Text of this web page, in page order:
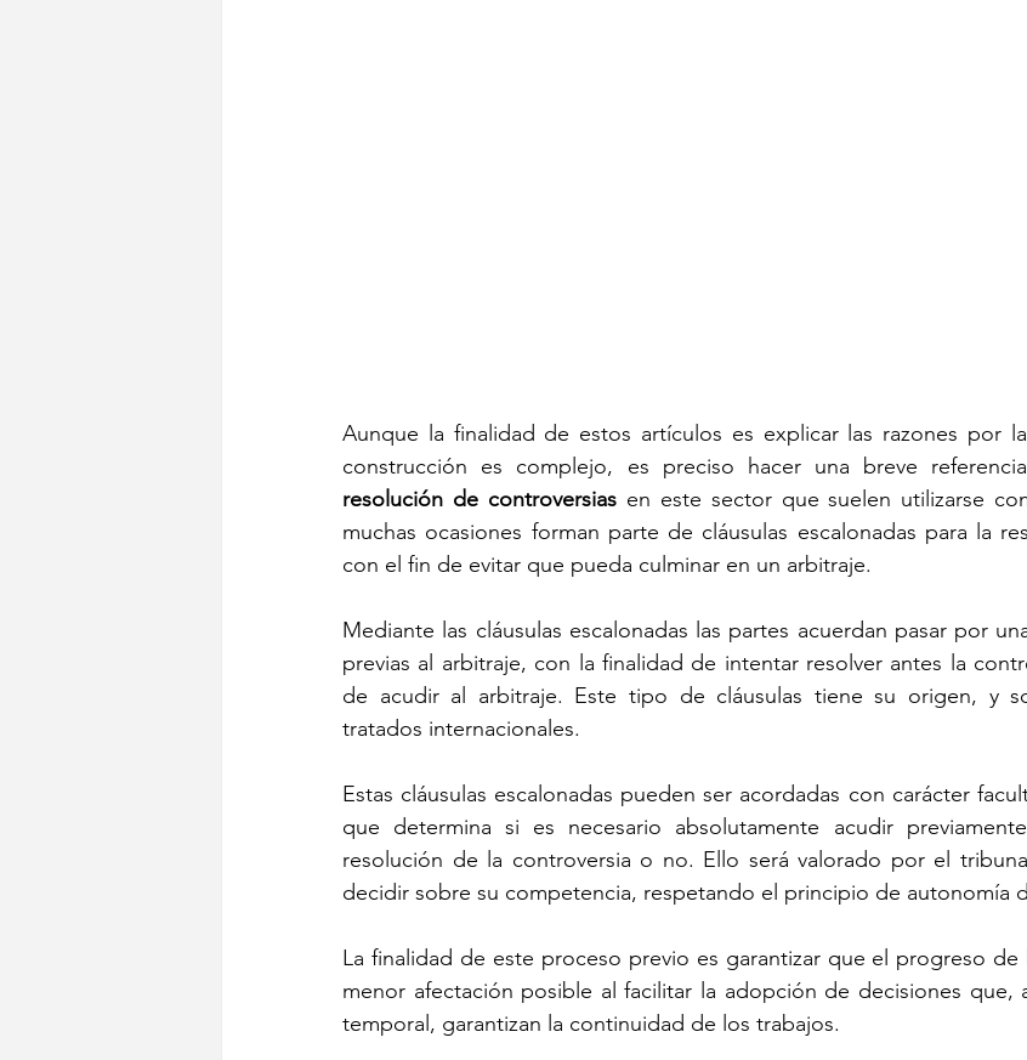
Aunque la finalidad de estos artículos es explicar las razones por
construcción es complejo, es preciso hacer una breve
resolución de controversias en este sector que suelen utilizarse
muchas ocasiones forman parte de cláusulas escalonadas para la
con el fin de evitar que pueda culminar en un arbitraje.
Mediante las cláusulas escalonadas las partes acuerdan pasar por
previas al arbitraje, con la finalidad de intentar resolver antes la
de acudir al arbitraje. Este tipo de cláusulas tiene su origen, y
tratados internacionales.
Estas cláusulas escalonadas pueden ser acordadas con carácter
que determina si es necesario absolutamente acudir
resolución de la controversia o no. Ello será valorado por el
decidir sobre su competencia, respetando el principio de autonomía
La finalidad de este proceso previo es garantizar que el progreso de
menor afectación posible al facilitar la adopción de decisiones que,
temporal, garantizan la continuidad de los trabajos.